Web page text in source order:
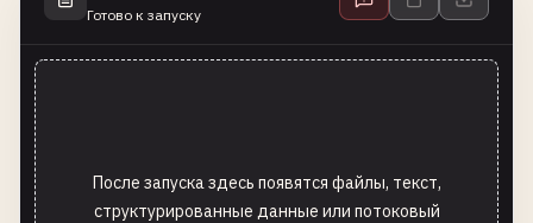
Готово к запуску
После запуска здесь появятся файлы, текст,
структурированные данные или потоковый